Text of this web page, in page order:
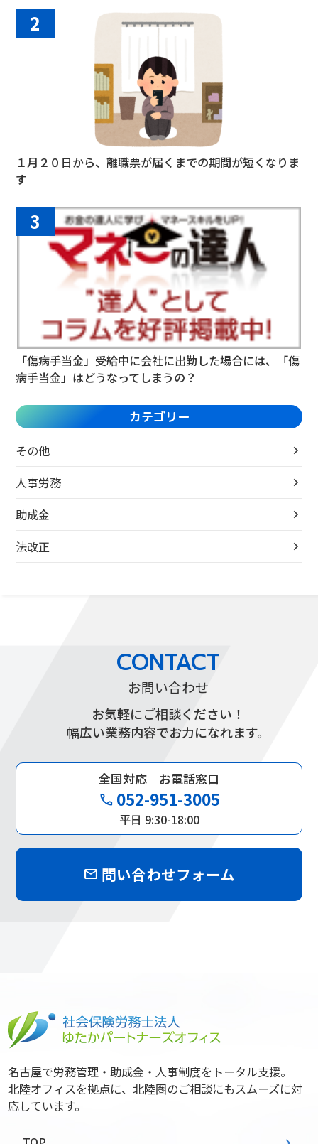
2
１月２０日から、離職票が届くまでの期間が短くなりま
す
3
「傷病手当金」受給中に会社に出勤した場合には、「傷
病手当金」はどうなってしまうの？
カテゴリー
その他
人事労務
助成金
法改正
CONTACT
お問い合わせ
お気軽にご相談ください！
幅広い業務内容でお力になれます。
全国対応｜お電話窓口
phone 052-951-3005
平日 9:30-18:00
mail 問い合わせフォーム
名古屋で労務管理・助成金・人事制度をトータル支援。
北陸オフィスを拠点に、北陸圏のご相談にもスムーズに対
応しています。